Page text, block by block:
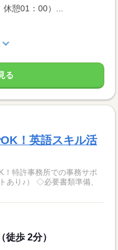
憩01：00）...
る
！英語スキル活
！特許事務所での事務サポ
歩 2分）